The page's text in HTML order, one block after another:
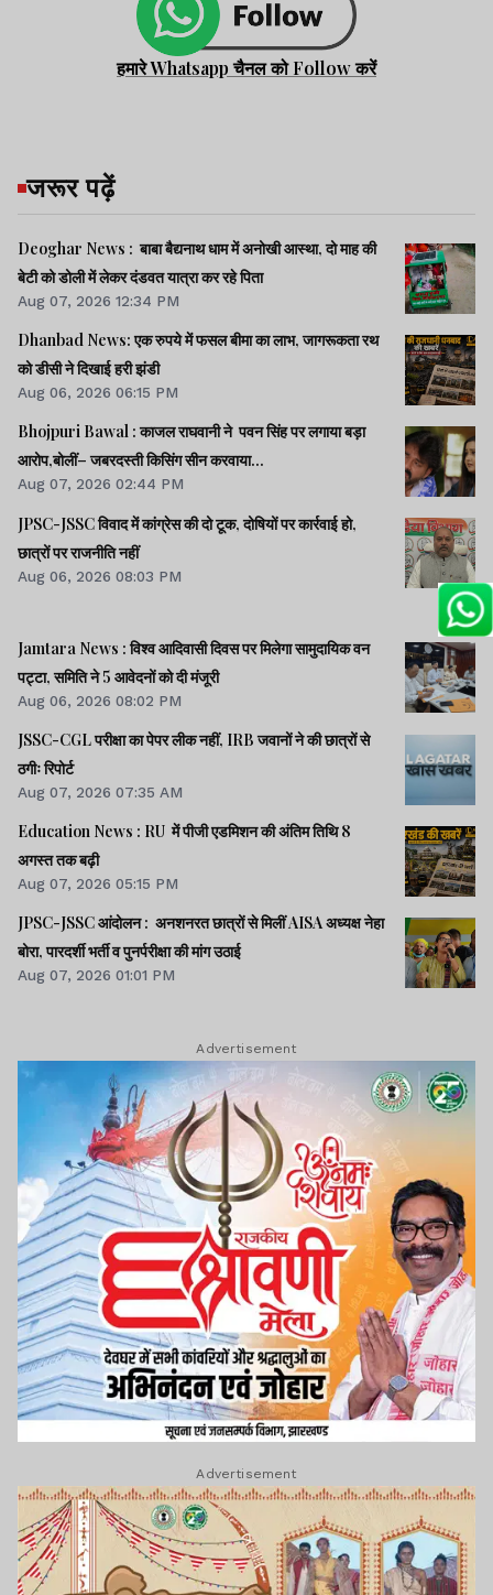
हमारे Whatsapp चैनल को Follow करें
जरूर पढ़ें
Deoghar News : बाबा बैद्यनाथ धाम में अनोखी आस्था, दो माह की
बेटी को डोली में लेकर दंडवत यात्रा कर रहे पिता
Aug 07, 2026 12:34 PM
Dhanbad News: एक रुपये में फसल बीमा का लाभ, जागरूकता रथ
को डीसी ने दिखाई हरी झंडी
Aug 06, 2026 06:15 PM
Bhojpuri Bawal : काजल राघवानी ने पवन सिंह पर लगाया बड़ा
आरोप,बोलीं– जबरदस्ती किसिंग सीन करवाया...
Aug 07, 2026 02:44 PM
JPSC-JSSC विवाद में कांग्रेस की दो टूक, दोषियों पर कार्रवाई हो,
छात्रों पर राजनीति नहीं
Aug 06, 2026 08:03 PM
Jamtara News : विश्व आदिवासी दिवस पर मिलेगा सामुदायिक वन
पट्टा, समिति ने 5 आवेदनों को दी मंजूरी
Aug 06, 2026 08:02 PM
JSSC-CGL परीक्षा का पेपर लीक नहीं, IRB जवानों ने की छात्रों से
ठगीः रिपोर्ट
Aug 07, 2026 07:35 AM
Education News : RU में पीजी एडमिशन की अंतिम तिथि 8
अगस्त तक बढ़ी
Aug 07, 2026 05:15 PM
JPSC-JSSC आंदोलन : अनशनरत छात्रों से मिलीं AISA अध्यक्ष नेहा
बोरा, पारदर्शी भर्ती व पुनर्परीक्षा की मांग उठाई
Aug 07, 2026 01:01 PM
Advertisement
Advertisement